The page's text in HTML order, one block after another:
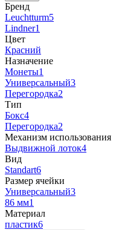
Бренд
Leuchtturm5
Lindner1
Цвет
Красний
Назначение
Монеты1
Универсальный3
Перегородка2
Тип
Бокс4
Перегородка2
Механизм использования
Выдвижной лоток4
Вид
Standart6
Размер ячейки
Универсальный3
86 мм1
Материал
пластик6